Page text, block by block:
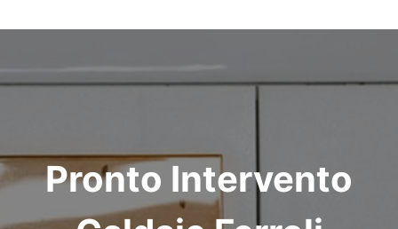
Pronto Intervento